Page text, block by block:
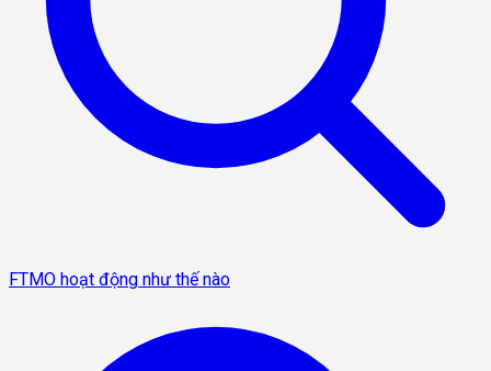
FTMO hoạt động như thế nào